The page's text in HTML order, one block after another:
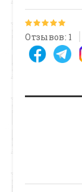
Отзывов: 1